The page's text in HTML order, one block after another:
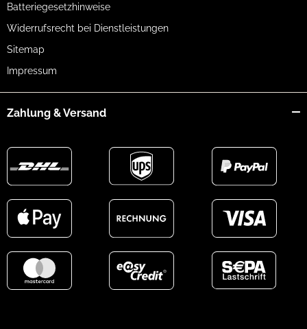
Batteriegesetzhinweise
Widerrufsrecht bei Dienstleistungen
Sitemap
Impressum
Zahlung & Versand